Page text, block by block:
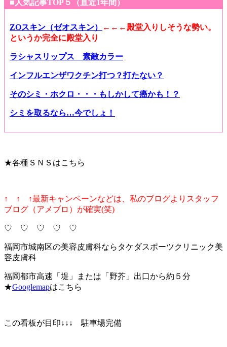
■人気記事TOP５（直近1年間）
ZOスキン（ゼオスキン）
←←←殿堂入りしそうな勢い。
というか完全に殿堂入り
ラシャスリップス 素敵カラー
インフルエンザワクチン打つ？打たない？
そのシミ・ホクロ・・・もしかして癌かも！？
シミを取るなら…今でしょ！
★各種ＳＮＳはこちら
↑ ↑ ↑最新キャンペーンなどは、私のブログよりスタッフ
ブログ（アメブロ）が確実(笑)
♡ ♡ ♡ ♡ ♡
福岡市城南区の美容皮膚科ならタケダスポーツクリニック美
容皮膚科
福岡都市高速「堤」または「野芥」出口から約５分
★Googlemapはこちら
この看板が目印↓↓↓ 駐車場完備